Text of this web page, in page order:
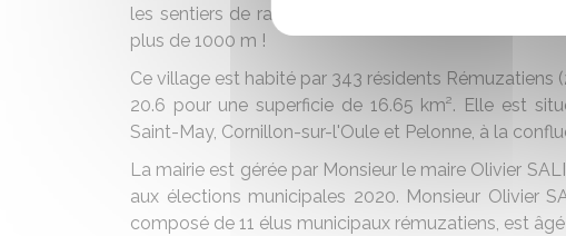
les sentiers de randonnées. Le village se situe à
plus de 1000 m !
Ce village est habité par 343 résidents Rémuzatiens
20.6 pour une superficie de 16.65 km². Elle est
Saint-May, Cornillon-sur-l'Oule et Pelonne, à la
La mairie est gérée par Monsieur le maire Olivier
aux élections municipales 2020. Monsieur Olivier
composé de 11 élus municipaux rémuzatiens, est